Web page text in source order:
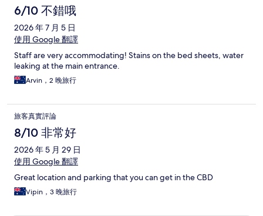
6/10 不錯哦
2026 年 7 月 5 日
使用 Google 翻譯
Staff are very accommodating! Stains on the bed sheets, water
leaking at the main entrance.
Arvin，2 晚旅行
旅客真實評論
8/10 非常好
2026 年 5 月 29 日
使用 Google 翻譯
Great location and parking that you can get in the CBD
Vipin，3 晚旅行